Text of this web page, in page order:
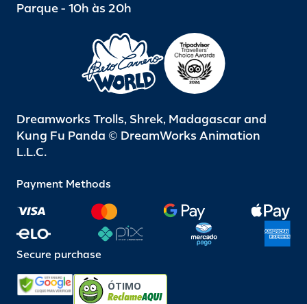
Parque - 10h às 20h
Dreamworks Trolls, Shrek, Madagascar and
Kung Fu Panda © DreamWorks Animation
L.L.C.
Payment Methods
Secure purchase
ÓTIMO